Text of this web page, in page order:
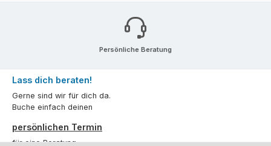
Persönliche Beratung
Lass dich beraten!
Gerne sind wir für dich da.
Buche einfach deinen
persönlichen Termin
für eine Beratung.